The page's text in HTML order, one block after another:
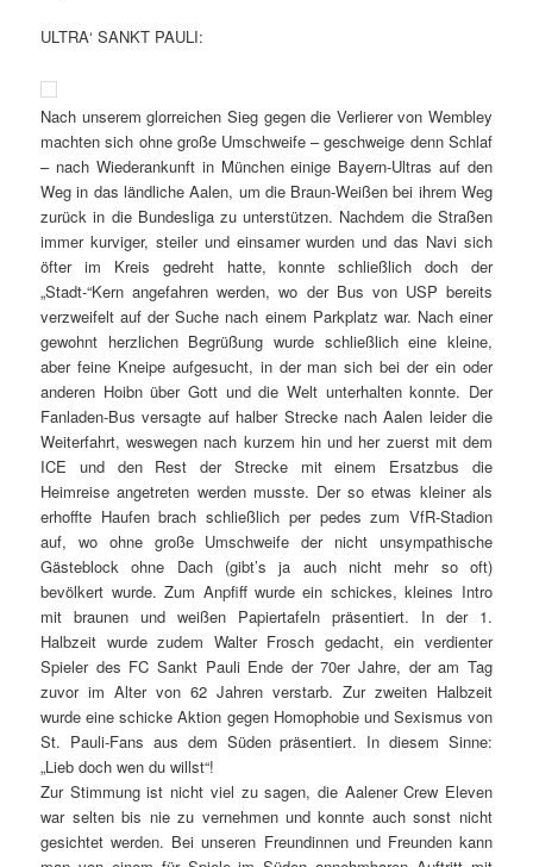
ULTRA‘ SANKT PAULI:
Nach unserem glorreichen Sieg gegen die Verlierer von Wembley
machten sich ohne große Umschweife – geschweige denn Schlaf
– nach Wiederankunft in München einige Bayern-Ultras auf den
Weg in das ländliche Aalen, um die Braun-Weißen bei ihrem Weg
zurück in die Bundesliga zu unterstützen. Nachdem die Straßen
immer kurviger, steiler und einsamer wurden und das Navi sich
öfter im Kreis gedreht hatte, konnte schließlich doch der
„Stadt-“Kern angefahren werden, wo der Bus von USP bereits
verzweifelt auf der Suche nach einem Parkplatz war. Nach einer
gewohnt herzlichen Begrüßung wurde schließlich eine kleine,
aber feine Kneipe aufgesucht, in der man sich bei der ein oder
anderen Hoibn über Gott und die Welt unterhalten konnte. Der
Fanladen-Bus versagte auf halber Strecke nach Aalen leider die
Weiterfahrt, weswegen nach kurzem hin und her zuerst mit dem
ICE und den Rest der Strecke mit einem Ersatzbus die
Heimreise angetreten werden musste. Der so etwas kleiner als
erhoffte Haufen brach schließlich per pedes zum VfR-Stadion
auf, wo ohne große Umschweife der nicht unsympathische
Gästeblock ohne Dach (gibt’s ja auch nicht mehr so oft)
bevölkert wurde. Zum Anpfiff wurde ein schickes, kleines Intro
mit braunen und weißen Papiertafeln präsentiert. In der 1.
Halbzeit wurde zudem Walter Frosch gedacht, ein verdienter
Spieler des FC Sankt Pauli Ende der 70er Jahre, der am Tag
zuvor im Alter von 62 Jahren verstarb. Zur zweiten Halbzeit
wurde eine schicke Aktion gegen Homophobie und Sexismus von
St. Pauli-Fans aus dem Süden präsentiert. In diesem Sinne:
„Lieb doch wen du willst“!
Zur Stimmung ist nicht viel zu sagen, die Aalener Crew Eleven
war selten bis nie zu vernehmen und konnte auch sonst nicht
gesichtet werden. Bei unseren Freundinnen und Freunden kann